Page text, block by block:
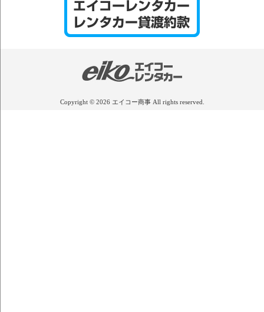
Copyright © 2026 エイコー商事 All rights reserved.